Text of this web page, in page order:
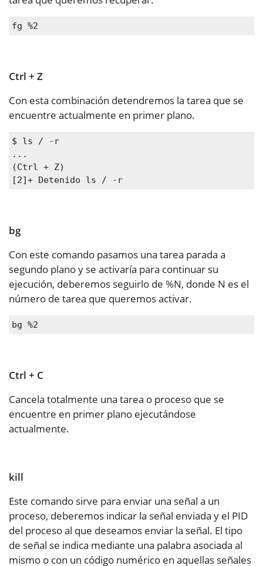
fg %2
Ctrl + Z
Con esta combinación detendremos la tarea que se
encuentre actualmente en primer plano.
$ ls / -r
...
(Ctrl + Z)
[2]+ Detenido ls / -r
bg
Con este comando pasamos una tarea parada a
segundo plano y se activaría para continuar su
ejecución, deberemos seguirlo de %N, donde N es el
número de tarea que queremos activar.
bg %2
Ctrl + C
Cancela totalmente una tarea o proceso que se
encuentre en primer plano ejecutándose
actualmente.
kill
Este comando sirve para enviar una señal a un
proceso, deberemos indicar la señal enviada y el PID
del proceso al que deseamos enviar la señal. El tipo
de señal se indica mediante una palabra asociada al
mismo o con un código numérico en aquellas señales